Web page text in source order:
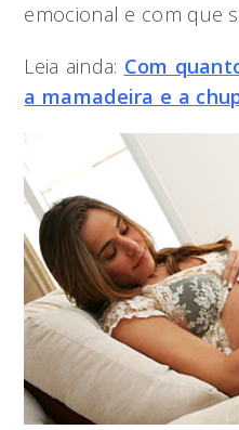
emocional e com que
Leia ainda: Com
a mamadeira e a